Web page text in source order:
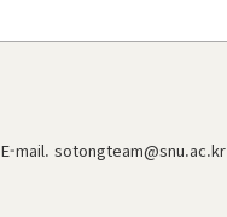
E-mail. sotongteam@snu.ac.kr